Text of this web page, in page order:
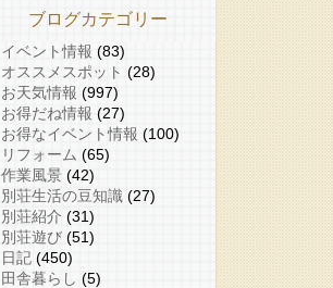
ブログカテゴリー
イベント情報 (83)
オススメスポット (28)
お天気情報 (997)
お得だね情報 (27)
お得なイベント情報 (100)
リフォーム (65)
作業風景 (42)
別荘生活の豆知識 (27)
別荘紹介 (31)
別荘遊び (51)
日記 (450)
田舎暮らし (5)